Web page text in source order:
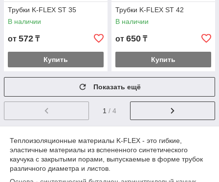
Трубки K-FLEX ST 35
В наличии
от 572 ₸
Купить
Трубки K-FLEX ST 42
В наличии
от 650 ₸
Купить
Показать ещё
1 / 4
Теплоизоляционные материалы K-FLEX - это гибкие,
эластичные материалы из вспененного синтетического
каучука с закрытыми порами, выпускаемые в форме трубок
различного диаметра и листов.